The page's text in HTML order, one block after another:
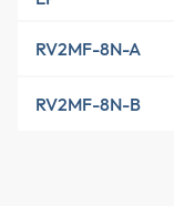
RV2MF-8N-A
RV2MF-8N-B